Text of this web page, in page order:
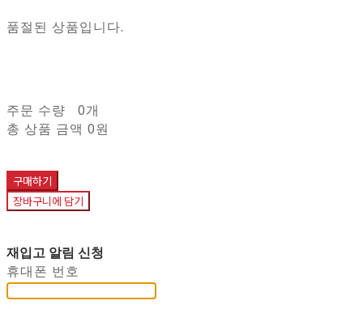
품절된 상품입니다.
주문 수량
0개
총 상품 금액 0원
구매하기
장바구니에 담기
재입고 알림 신청
휴대폰 번호